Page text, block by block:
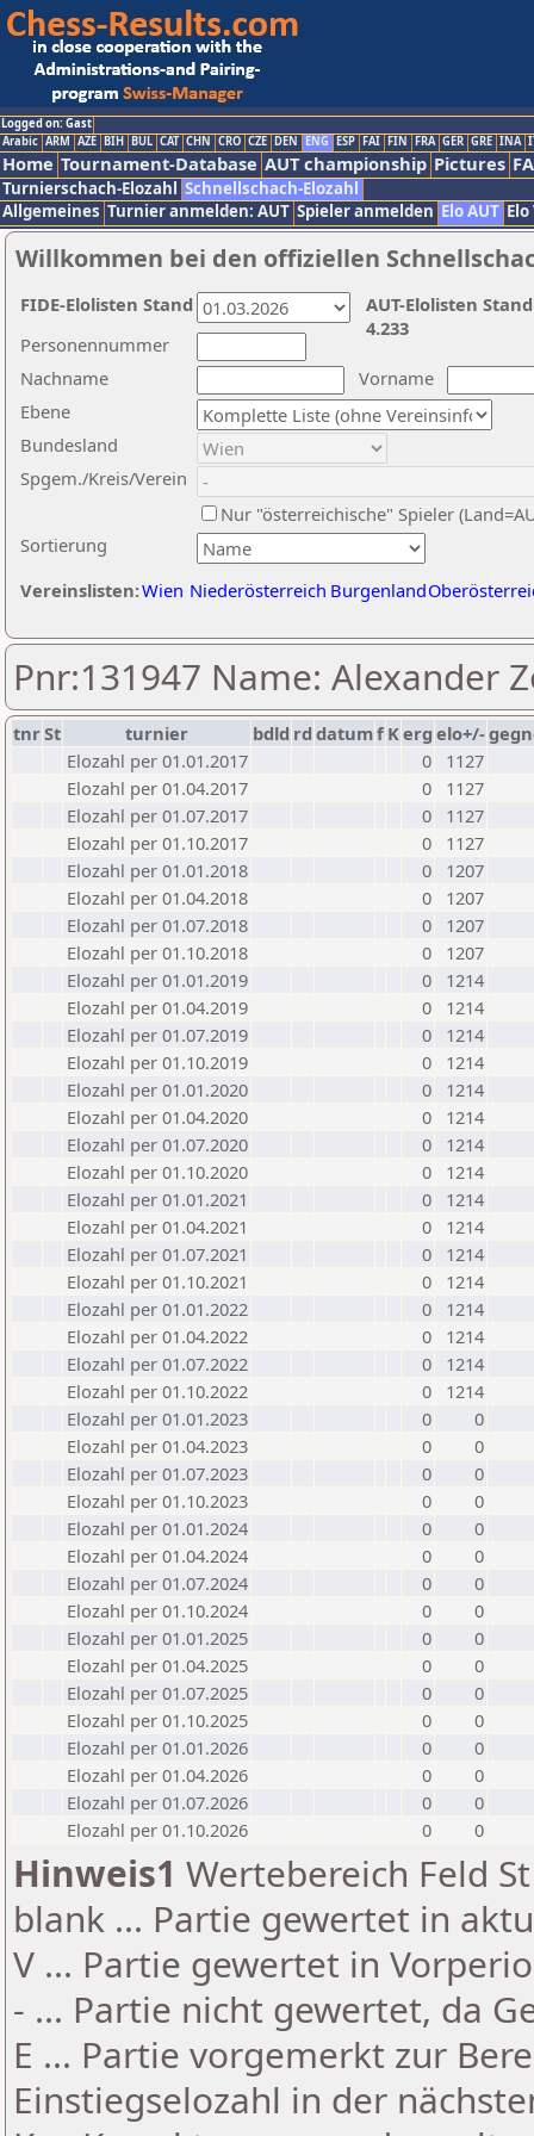
Logged on: Gast
Arabic ARM AZE BIH BUL CAT CHN CRO CZE DEN ENG ESP FAI FIN FRA GER GRE INA
Home Tournament-Database AUT championship Pictures
Turnierschach-Elozahl Schnellschach-Elozahl
Allgemeines Turnier anmelden: AUT Spieler anmelden Elo AUT
Willkommen bei den offiziellen
Nachname
Vorname
Ebene
Sortierung
Personennummer
Bundesland
Spgem./Kreis/Verein
Nur "österreichische" Spieler
Vereinslisten:Wien Niederösterreich Burgenland
AUT-Elolisten
4.233
FIDE-Elolisten Stand
Pnr:131947 Name: Alexander
tnrSt turnier bdld rd datumf Kerg elo+/-
Elozahl per 01.01.2017
0
1127
Elozahl per 01.04.2017
0
1127
Elozahl per 01.07.2017
0
1127
Elozahl per 01.10.2017
0
1127
Elozahl per 01.01.2018
0
1207
Elozahl per 01.04.2018
0
1207
Elozahl per 01.07.2018
0
1207
Elozahl per 01.10.2018
0
1207
Elozahl per 01.01.2019
0
1214
Elozahl per 01.04.2019
0
1214
Elozahl per 01.07.2019
0
1214
Elozahl per 01.10.2019
0
1214
Elozahl per 01.01.2020
0
1214
Elozahl per 01.04.2020
0
1214
Elozahl per 01.07.2020
0
1214
Elozahl per 01.10.2020
0
1214
Elozahl per 01.01.2021
0
1214
Elozahl per 01.04.2021
0
1214
Elozahl per 01.07.2021
0
1214
Elozahl per 01.10.2021
0
1214
Elozahl per 01.01.2022
0
1214
Elozahl per 01.04.2022
0
1214
Elozahl per 01.07.2022
0
1214
Elozahl per 01.10.2022
0
1214
Elozahl per 01.01.2023
0
0
Elozahl per 01.04.2023
0
0
Elozahl per 01.07.2023
0
0
Elozahl per 01.10.2023
0
0
Elozahl per 01.01.2024
0
0
Elozahl per 01.04.2024
0
0
Elozahl per 01.07.2024
0
0
Elozahl per 01.10.2024
0
0
Elozahl per 01.01.2025
0
0
Elozahl per 01.04.2025
0
0
Elozahl per 01.07.2025
0
0
Elozahl per 01.10.2025
0
0
Elozahl per 01.01.2026
0
0
Elozahl per 01.04.2026
0
0
Elozahl per 01.07.2026
0
0
Elozahl per 01.10.2026
0 0
Hinweis1 Wertebereich Feld
blank ... Partie gewertet in
V ... Partie gewertet in
- ... Partie nicht gewertet, da
E ... Partie vorgemerkt zur
Einstiegselozahl in der